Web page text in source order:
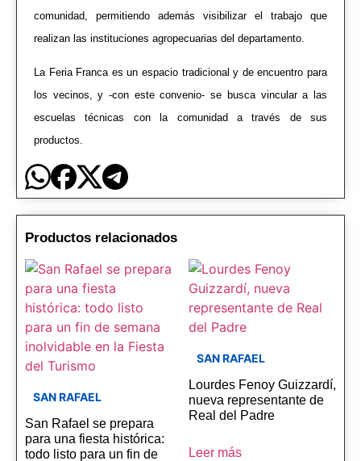
comunidad, permitiendo además visibilizar el trabajo que
realizan las instituciones agropecuarias del departamento.
La Feria Franca es un espacio tradicional y de encuentro para
los vecinos, y -con este convenio- se busca vincular a las
escuelas técnicas con la comunidad a través de sus
productos.
Productos relacionados
SAN RAFAEL
San Rafael se prepara
para una fiesta histórica:
todo listo para un fin de
SAN RAFAEL
Lourdes Fenoy Guizzardí,
nueva representante de
Real del Padre
Leer más